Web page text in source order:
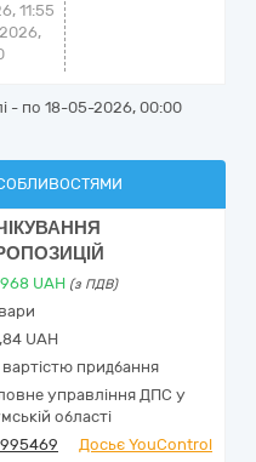
11:55
- по 18-05-2026, 00:00
UAH (з ПДВ)
UAH
придбання
управління ДПС у
області
Досьє YouControl